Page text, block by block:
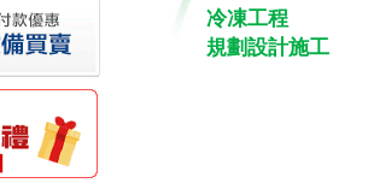
冷凍工程
規劃設計施工